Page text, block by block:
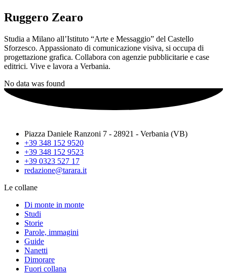
Ruggero Zearo
Studia a Milano all’Istituto “Arte e Messaggio” del Castello
Sforzesco. Appassionato di comunicazione visiva, si occupa di
progettazione grafica. Collabora con agenzie pubblicitarie e case
editrici. Vive e lavora a Verbania.
No data was found
Piazza Daniele Ranzoni 7 - 28921 - Verbania (VB)
+39 348 152 9520
+39 348 152 9523
+39 0323 527 17
redazione@tarara.it
Le collane
Di monte in monte
Studi
Storie
Parole, immagini
Guide
Nanetti
Dimorare
Fuori collana